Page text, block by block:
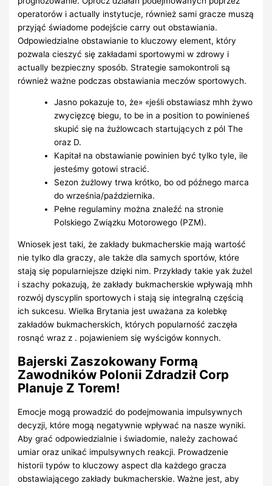
operatorów i actually instytucje, również sami gracze muszą
przyjąć świadome podejście carry out obstawiania.
Odpowiedzialne obstawianie to kluczowy element, który
pozwala cieszyć się zakładami sportowymi w zdrowy i
actually bezpieczny sposób. Strategie samokontroli są
również ważne podczas obstawiania meczów sportowych.
Jasno pokazuje to, że» «jeśli obstawiasz mhh żywo
zwycięzcę biegu, to be in a position to powinieneś
skupić się na żużlowcach startujących z pól The
oraz D.
Kapitał na obstawianie powinien być tylko tyle, ile
jesteśmy gotowi stracić.
Sezon żużlowy trwa krótko, bo od późnego marca
do września/października.
Pełne regulaminy można znaleźć na stronie
Polskiego Związku Motorowego (PZM).
Wniosek jest taki, że zakłady bukmacherskie mają wartość
nie tylko dla graczy, ale także dla samych sportów, które
stają się popularniejsze dzięki nim. Przykłady takie yak żużel
i szachy pokazują, że zakłady bukmacherskie wpływają mhh
rozwój dyscyplin sportowych i stają się integralną częścią
ich sukcesu. Wielka Brytania jest uważana za kolebkę
zakładów bukmacherskich, których popularność zaczęła
rosnąć wraz z . pojawieniem się wyścigów konnych.
Bajerski Zaszokowany Formą
Zawodników Polonii Zdradził Corp
Planuje Z Torem!
Emocje mogą prowadzić do podejmowania impulsywnych
decyzji, które mogą negatywnie wpływać na nasze wyniki.
Aby grać odpowiedzialnie i świadomie, należy zachować
umiar oraz unikać impulsywnych reakcji. Prowadzenie
historii typów to kluczowy aspect dla każdego gracza
obstawiającego zakłady bukmacherskie. Ważne jest, aby